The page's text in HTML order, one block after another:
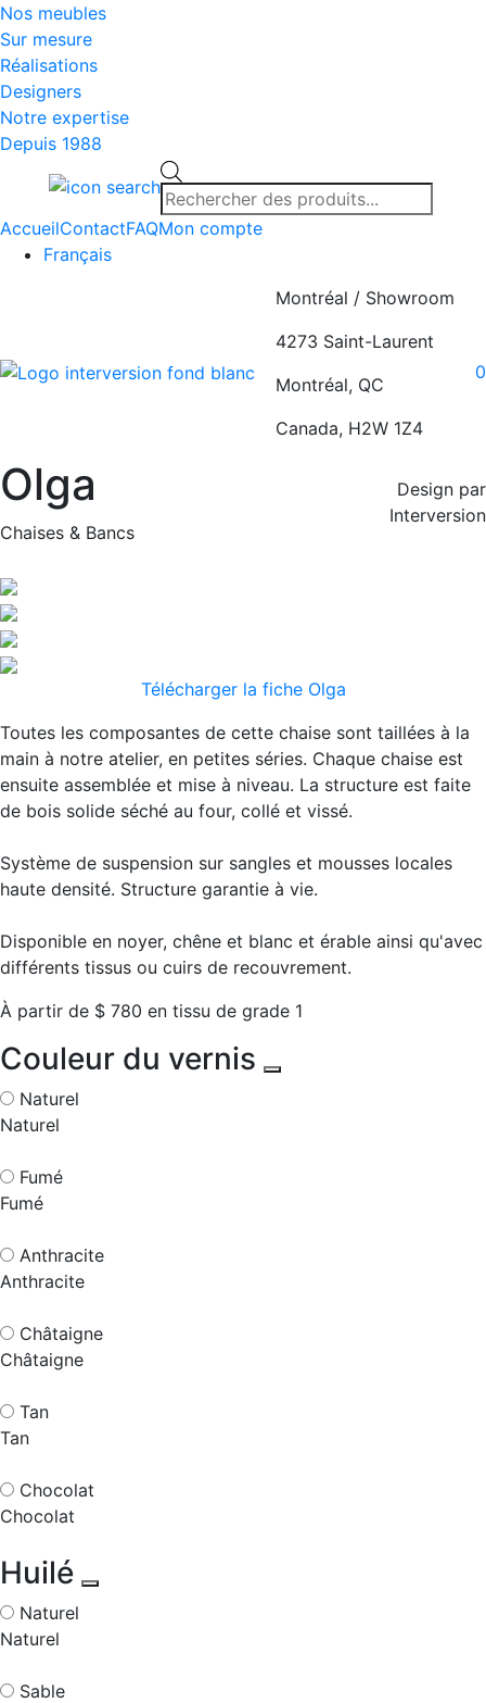
Nos meubles
Sur mesure
Réalisations
Designers
Notre expertise
Depuis 1988
de
produits
AccueilContactFAQMon compte
Français
Montréal / Showroom
4273 Saint-Laurent
Montréal, QC
Canada, H2W 1Z4
0
Olga
Chaises & Bancs
Design par
Interversion
Télécharger la fiche Olga
Toutes les composantes de cette chaise sont taillées à la
main à notre atelier, en petites séries. Chaque chaise est
ensuite assemblée et mise à niveau. La structure est faite
de bois solide séché au four, collé et vissé.
Système de suspension sur sangles et mousses locales
haute densité. Structure garantie à vie.
Disponible en noyer, chêne et blanc et érable ainsi qu'avec
différents tissus ou cuirs de recouvrement.
À partir de $ 780 en tissu de grade 1
Couleur du vernis
Naturel
Naturel
Fumé
Fumé
Anthracite
Anthracite
Châtaigne
Châtaigne
Tan
Tan
Chocolat
Chocolat
Huilé
Naturel
Naturel
Sable